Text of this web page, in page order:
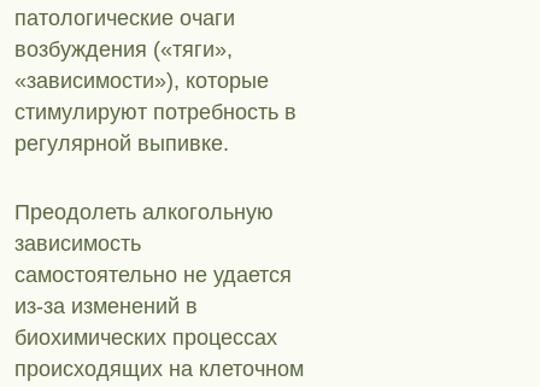
патологические очаги
возбуждения («тяги»,
«зависимости»), которые
стимулируют потребность в
регулярной выпивке.
Преодолеть алкогольную
зависимость
самостоятельно не удается
из-за изменений в
биохимических процессах
происходящих на клеточном